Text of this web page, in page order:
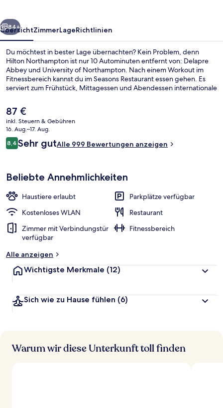
Weiter
84+
ÜbersichtZimmerLageRichtlinien
Du möchtest in bester Lage übernachten? Kein Problem, denn
Hilton Northampton ist nur 10 Autominuten entfernt von: Delapre
Abbey und University of Northampton. Nach einem Workout im
Fitnessbereich kannst du im Seasons Restaurant essen gehen. Es
serviert zum Frühstück, Mittagessen und Abendessen internationale
ebenfalls zum Angebot. Andere Reisende lieben das hilfsbereite
Personal.
Der
aktuelle
Preis
beträgt
87 €.
87 €
inkl. Steuern & Gebühren
16. Aug.–17. Aug.
Bewertungen
8,48,4 von 10.
Sehr gutAlle 999 Bewertungen anzeigen
Beliebte Annehmlichkeiten
Haustiere erlaubt
Parkplätze verfügbar
Kostenloses WLAN
Restaurant
Zimmer mit Verbindungstür
verfügbar
Fitnessbereich
Alle anzeigen
Wichtigste Merkmale (12)
Sich wie zu Hause fühlen (6)
Warum wir diese Unterkunft toll finden